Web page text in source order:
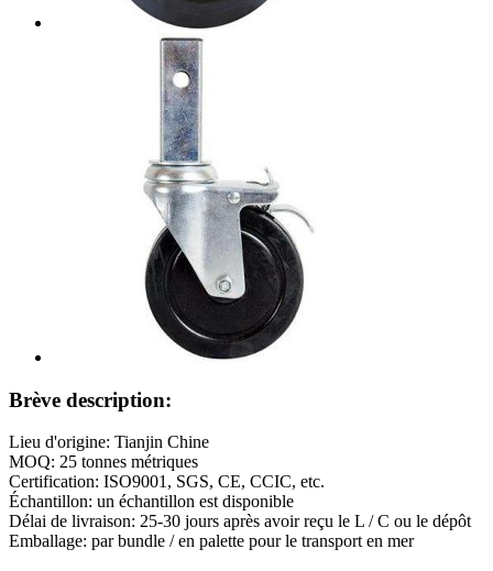
Brève description:
Lieu d'origine: Tianjin Chine
MOQ: 25 tonnes métriques
Certification: ISO9001, SGS, CE, CCIC, etc.
Échantillon: un échantillon est disponible
Délai de livraison: 25-30 jours après avoir reçu le L / C ou le dépôt
Emballage: par bundle / en palette pour le transport en mer